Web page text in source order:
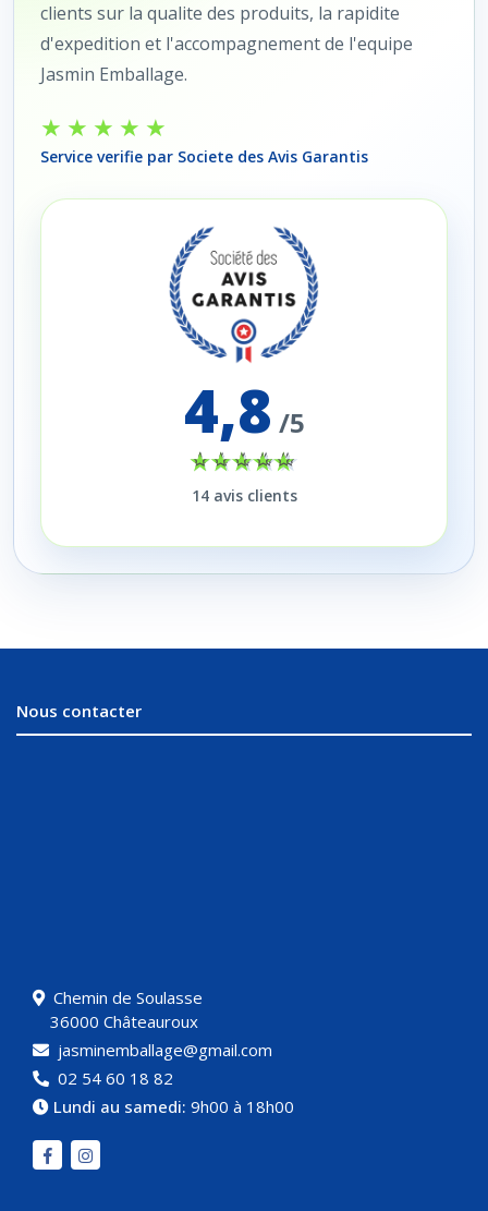
clients sur la qualite des produits, la rapidite
d'expedition et l'accompagnement de l'equipe
Jasmin Emballage.
★★★★★
Service verifie par Societe des Avis Garantis
4,8 /5
14avis clients
Nous contacter
Chemin de Soulasse
36000 Châteauroux
jasminemballage@gmail.com
02 54 60 18 82
Lundi au samedi: 9h00 à 18h00